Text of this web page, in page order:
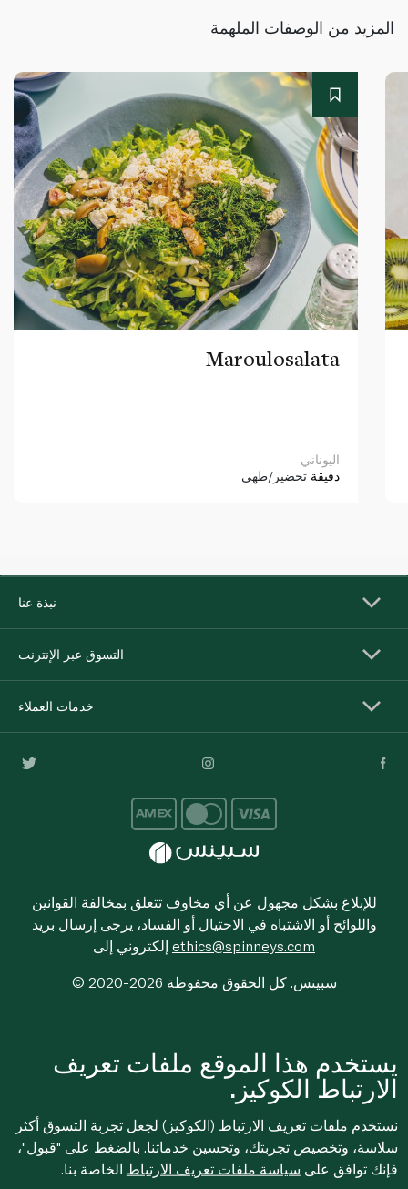
المزيد من الوصفات الملهمة
Maroulosalata
اليوناني
دقيقة تحضير/طهي
نبذة عنا
التسوق عبر الإنترنت
خدمات العملاء
للإبلاغ بشكل مجهول عن أي مخاوف تتعلق بمخالفة القوانين
واللوائح أو الاشتباه في الاحتيال أو الفساد، يرجى إرسال بريد
ethics@spinneys.com
© 2020-2026 سبينس. كل الحقوق محفوظة
يستخدم هذا الموقع ملفات تعريف
الارتباط الكوكيز.
نستخدم ملفات تعريف الارتباط (الكوكيز) لجعل تجربة التسوق أكثر
سلاسة، وتخصيص تجربتك، وتحسين خدماتنا. بالضغط على "قبول"،
فإنك توافق على سياسة ملفات تعريف الارتباط الخاصة بنا.